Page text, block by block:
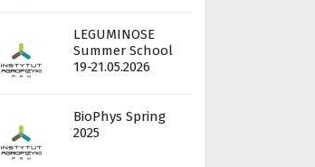
LEGUMINOSE
Summer School
19-21.05.2026
BioPhys Spring
2025